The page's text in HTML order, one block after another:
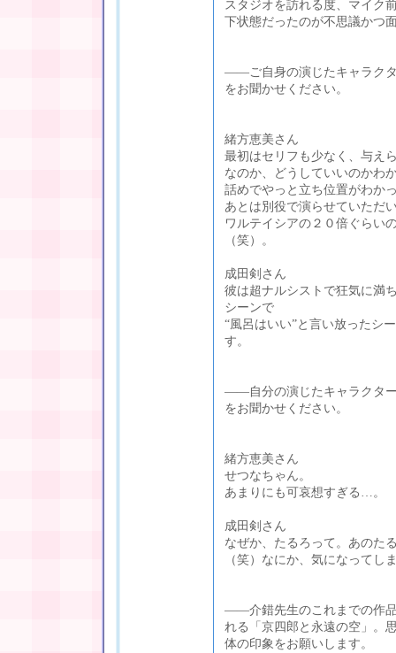
スタジオを訪れる度、マイク
下状態だったのが不思議かつ
――ご自身の演じたキャラク
をお聞かせください。
緒方恵美さん
最初はセリフも少なく、与え
なのか、どうしていいのかわ
話めでやっと立ち位置がわか
あとは別役で演らせていただ
ワルテイシアの２０倍ぐらい
（笑）。
成田剣さん
彼は超ナルシストで狂気に満
シーンで
“風呂はいい”と言い放ったシ
す。
――自分の演じたキャラクタ
をお聞かせください。
緒方恵美さん
せつなちゃん。
あまりにも可哀想すぎる…。
成田剣さん
なぜか、たるろって。あのた
（笑）なにか、気になってし
――介錯先生のこれまでの作
れる「京四郎と永遠の空」。
体の印象をお願いします。